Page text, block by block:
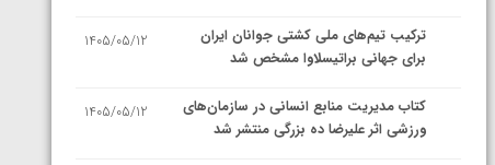
ترکیب تیم‌های ملی کشتی جوانان ایران
برای جهانی براتیسلاوا مشخص شد
1405/05/12
کتاب مدیریت منابع انسانی در سازمان‌های
ورزشی اثر علیرضا ده بزرگی منتشر شد
1405/05/12